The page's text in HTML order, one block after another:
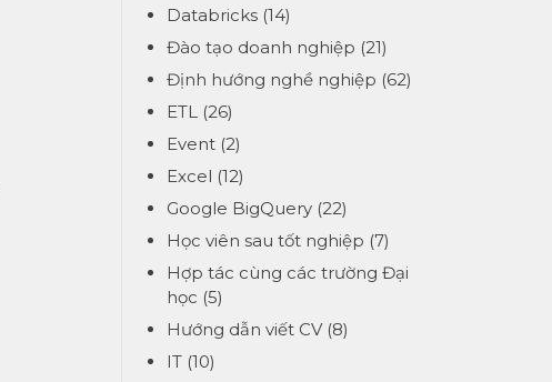
Databricks (14)
Đào tạo doanh nghiệp (21)
Định hướng nghề nghiệp (62)
ETL (26)
Event (2)
Excel (12)
Google BigQuery (22)
Học viên sau tốt nghiệp (7)
Hợp tác cùng các trường Đại
học (5)
Hướng dẫn viết CV(8)
IT (10)